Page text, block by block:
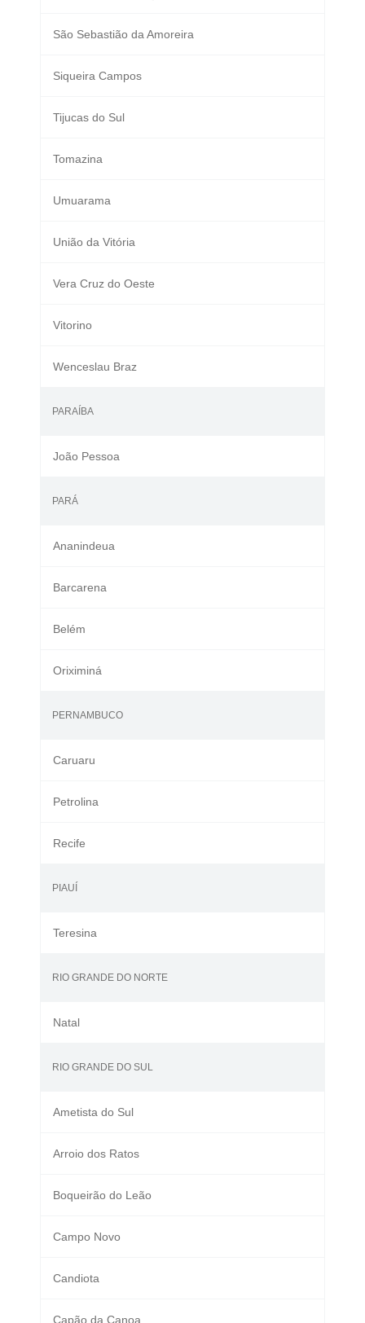
São Sebastião da Amoreira
Siqueira Campos
Tijucas do Sul
Tomazina
Umuarama
União da Vitória
Vera Cruz do Oeste
Vitorino
Wenceslau Braz
PARAÍBA
João Pessoa
PARÁ
Ananindeua
Barcarena
Belém
Oriximiná
PERNAMBUCO
Caruaru
Petrolina
Recife
PIAUÍ
Teresina
RIO GRANDE DO NORTE
Natal
RIO GRANDE DO SUL
Ametista do Sul
Arroio dos Ratos
Boqueirão do Leão
Campo Novo
Candiota
Capão da Canoa